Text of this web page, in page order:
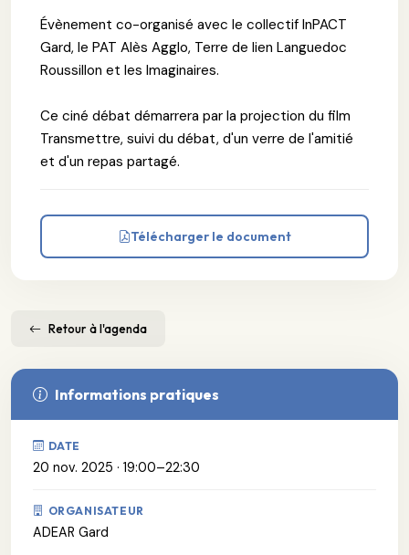
Évènement co-organisé avec le collectif InPACT
Gard, le PAT Alès Agglo, Terre de lien Languedoc
Roussillon et les Imaginaires.
Ce ciné débat démarrera par la projection du film
Transmettre, suivi du débat, d'un verre de l'amitié
et d'un repas partagé.
Télécharger le document
Retour à l'agenda
Informations pratiques
DATE
20 nov. 2025 · 19:00–22:30
ORGANISATEUR
ADEAR Gard